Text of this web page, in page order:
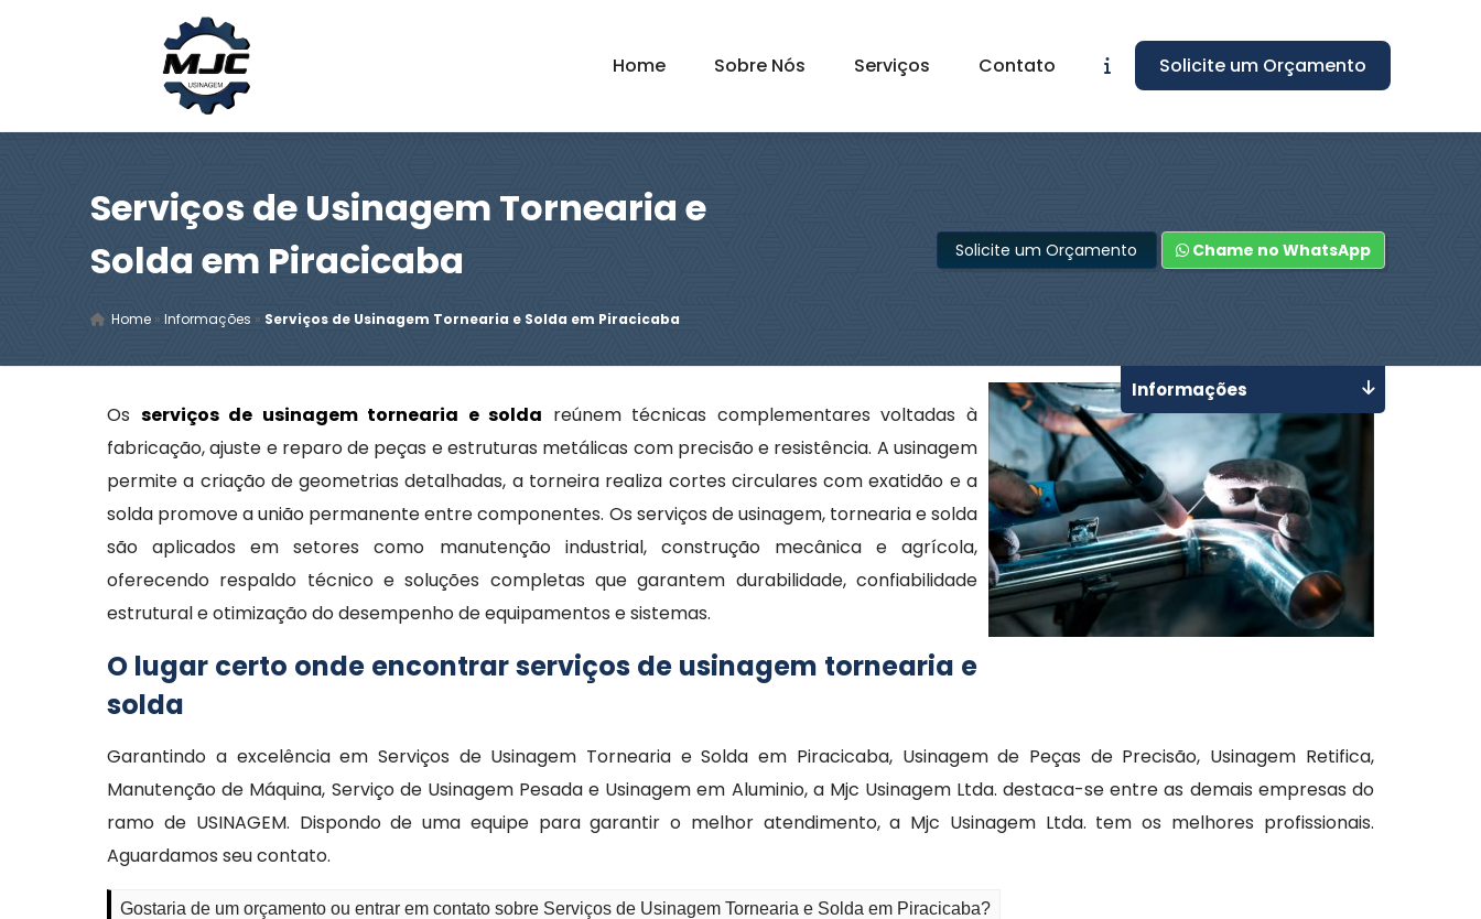
Home Sobre Nós Serviços Contato Solicite um Orçamento
Serviços de Usinagem Tornearia e
Solda em Piracicaba
Home »Informações » Serviços de Usinagem Tornearia e Solda em Piracicaba
Solicite um Orçamento Chame no WhatsApp
Os serviços de usinagem tornearia e solda reúnem técnicas complementares voltadas à
fabricação, ajuste e reparo de peças e estruturas metálicas com precisão e resistência. A usinagem
permite a criação de geometrias detalhadas, a torneira realiza cortes circulares com exatidão e a
solda promove a união permanente entre componentes. Os serviços de usinagem, tornearia e solda
são aplicados em setores como manutenção industrial, construção mecânica e agrícola,
oferecendo respaldo técnico e soluções completas que garantem durabilidade, confiabilidade
estrutural e otimização do desempenho de equipamentos e sistemas.
O lugar certo onde encontrar serviços de usinagem tornearia e
solda
Garantindo a excelência em Serviços de Usinagem Tornearia e Solda em Piracicaba, Usinagem de Peças de Precisão, Usinagem Retifica,
Manutenção de Máquina, Serviço de Usinagem Pesada e Usinagem em Aluminio, a Mjc Usinagem Ltda. destaca-se entre as demais empresas do
ramo de USINAGEM. Dispondo de uma equipe para garantir o melhor atendimento, a Mjc Usinagem Ltda. tem os melhores profissionais.
Aguardamos seu contato.
Gostaria de um orçamento ou entrar em contato sobre Serviços de Usinagem Tornearia e Solda em Piracicaba?
Informações